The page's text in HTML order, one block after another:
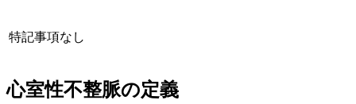
特記事項なし
心室性不整脈の定義